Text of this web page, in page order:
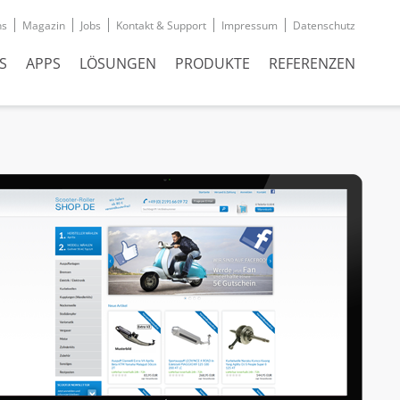
Magazin Jobs Kontakt & Support Impressum Datenschutz
APPS LÖSUNGEN PRODUKTE REFERENZEN